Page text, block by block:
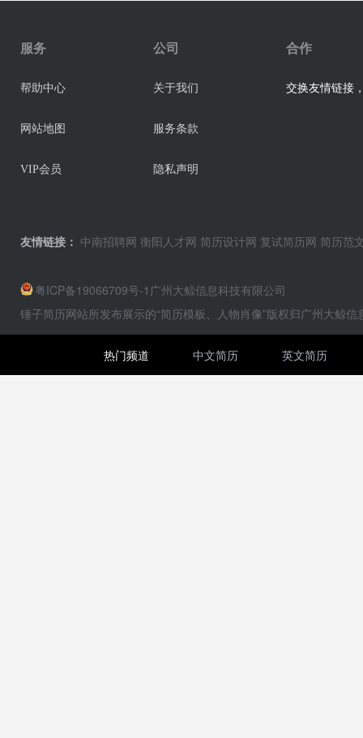
服务
帮助中心
网站地图
VIP会员
公司
关于我们
服务条款
隐私声明
合作
交换友情链接
友情链接： 中南招聘网 衡阳人才网 简历设计网 复试简历网 简历范
粤ICP备19066709号-1 广州大鲸信息科技有限公司
锤子简历网站所发布展示的“简历模板、人物肖像”版权归广州大鲸
热门频道 中文简历 英文简历